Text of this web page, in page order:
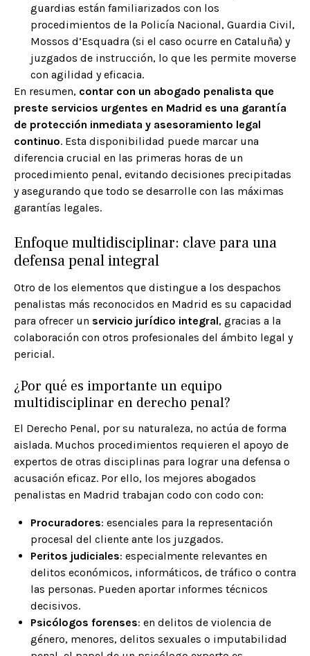
guardias están familiarizados con los
procedimientos de la Policía Nacional, Guardia Civil,
Mossos d’Esquadra (si el caso ocurre en Cataluña) y
juzgados de instrucción, lo que les permite moverse
con agilidad y eficacia.
En resumen, contar con un abogado penalista que
preste servicios urgentes en Madrid es una garantía
de protección inmediata y asesoramiento legal
continuo. Esta disponibilidad puede marcar una
diferencia crucial en las primeras horas de un
procedimiento penal, evitando decisiones precipitadas
y asegurando que todo se desarrolle con las máximas
garantías legales.
Enfoque multidisciplinar: clave para una
defensa penal integral
Otro de los elementos que distingue a los despachos
penalistas más reconocidos en Madrid es su capacidad
para ofrecer un servicio jurídico integral, gracias a la
colaboración con otros profesionales del ámbito legal y
pericial.
¿Por qué es importante un equipo
multidisciplinar en derecho penal?
El Derecho Penal, por su naturaleza, no actúa de forma
aislada. Muchos procedimientos requieren el apoyo de
expertos de otras disciplinas para lograr una defensa o
acusación eficaz. Por ello, los mejores abogados
penalistas en Madrid trabajan codo con codo con:
Procuradores: esenciales para la representación
procesal del cliente ante los juzgados.
Peritos judiciales: especialmente relevantes en
delitos económicos, informáticos, de tráfico o contra
las personas. Pueden aportar informes técnicos
decisivos.
Psicólogos forenses: en delitos de violencia de
género, menores, delitos sexuales o imputabilidad